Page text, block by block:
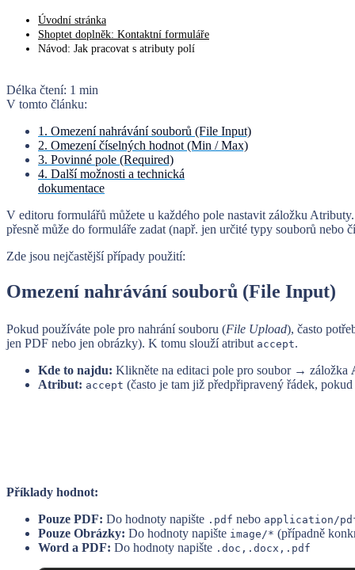
Úvodní stránka
Shoptet doplněk: Kontaktní formuláře
Návod: Jak pracovat s atributy polí
Délka čtení: 1 min
V tomto článku:
1. Omezení nahrávání souborů (File Input)
2. Omezení číselných hodnot (Min / Max)
3. Povinné pole (Required)
4. Další možnosti a technická
dokumentace
V editoru formulářů můžete u každého pole nastavit záložku
přesně může do formuláře zadat (např. jen určité typy souborů nebo
Zde jsou nejčastější případy použití:
Omezení nahrávání souborů (File Input)
Pokud používáte pole pro nahrání souboru (File Upload), často
jen PDF nebo jen obrázky). K tomu slouží atribut accept.
Kde to najdu: Klikněte na editaci pole pro soubor → záložka
Atribut: accept (často je tam již předpřipravený řádek,
Příklady hodnot:
Pouze PDF: Do hodnoty napište .pdf nebo application/
Pouze Obrázky: Do hodnoty napište image/* (případně
Word a PDF: Do hodnoty napište .doc,.docx,.pdf